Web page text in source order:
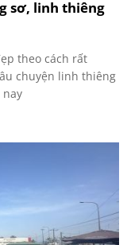
sơ, linh thiêng
theo cách rất
chuyện linh thiêng
nay